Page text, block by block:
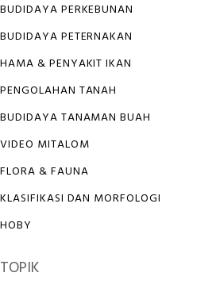
BUDIDAYA PERKEBUNAN
BUDIDAYA PETERNAKAN
HAMA & PENYAKIT IKAN
PENGOLAHAN TANAH
BUDIDAYA TANAMAN BUAH
VIDEO MITALOM
FLORA & FAUNA
KLASIFIKASI DAN MORFOLOGI
HOBY
TOPIK